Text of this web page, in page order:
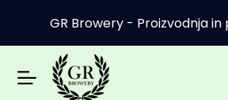
GR Browery - Proizvodnja